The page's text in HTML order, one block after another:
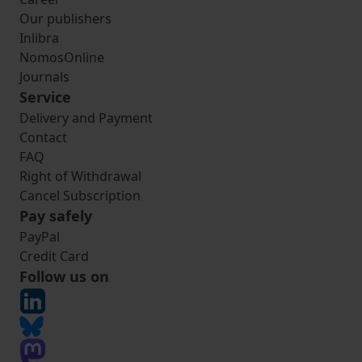
Our publishers
Inlibra
NomosOnline
Journals
Service
Delivery and Payment
Contact
FAQ
Right of Withdrawal
Cancel Subscription
Pay safely
PayPal
Credit Card
Follow us on